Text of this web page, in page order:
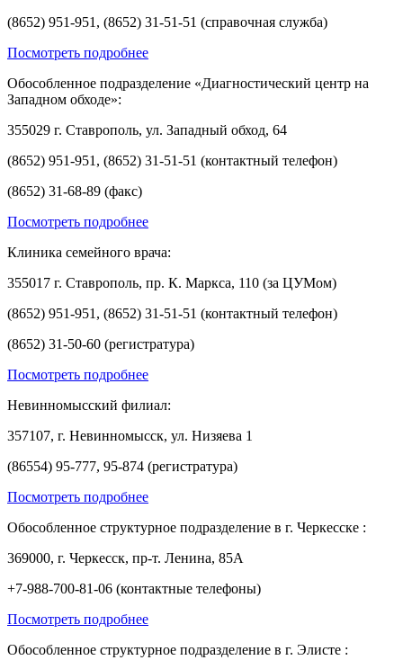
(8652) 951-951, (8652) 31-51-51 (справочная служба)
Посмотреть подробнее
Обособленное подразделение «Диагностический центр на
Западном обходе»:
355029 г. Ставрополь, ул. Западный обход, 64
(8652) 951-951, (8652) 31-51-51 (контактный телефон)
(8652) 31-68-89 (факс)
Посмотреть подробнее
Клиника семейного врача:
355017 г. Ставрополь, пр. К. Маркса, 110 (за ЦУМом)
(8652) 951-951, (8652) 31-51-51 (контактный телефон)
(8652) 31-50-60 (регистратура)
Посмотреть подробнее
Невинномысский филиал:
357107, г. Невинномысск, ул. Низяева 1
(86554) 95-777, 95-874 (регистратура)
Посмотреть подробнее
Обособленное структурное подразделение в г. Черкесске :
369000, г. Черкесск, пр-т. Ленина, 85А
+7-988-700-81-06 (контактные телефоны)
Посмотреть подробнее
Обособленное структурное подразделение в г. Элисте :